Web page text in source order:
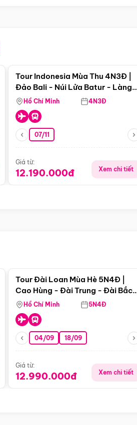
Tour Indonesia Mùa Thu 4N3Đ |
Đảo Bali - Núi Lửa Batur - Làng
Penglipuran
Hồ Chí Minh 4N3Đ
07/11
Giá từ:
12.190.000đ Xem chi tiết
Tour Đài Loan Mùa Hè 5N4Đ |
Cao Hùng - Đài Trung - Đài Bắc
(Bay Vj)
Hồ Chí Minh 5N4Đ
04/09 18/09
Giá từ:
12.990.000đ Xem chi tiết